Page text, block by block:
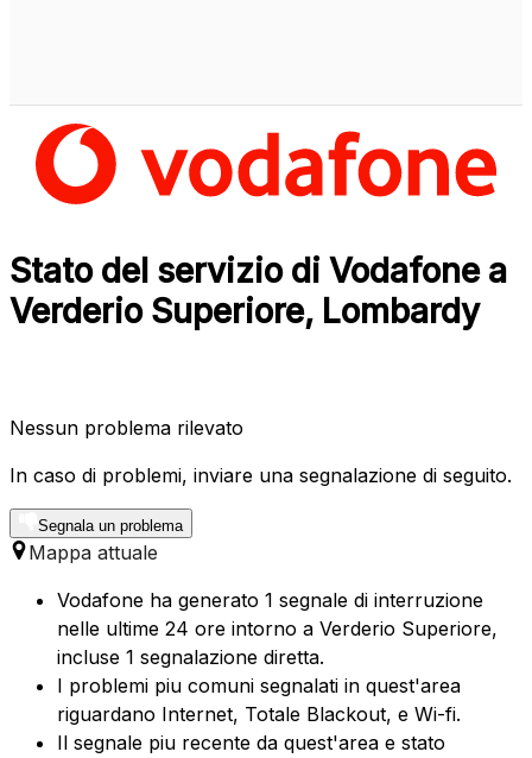
Stato del servizio di Vodafone a
Verderio Superiore, Lombardy
Nessun problema rilevato
In caso di problemi, inviare una segnalazione di seguito.
Segnala un problema
Mappa attuale
Vodafone ha generato 1 segnale di interruzione
nelle ultime 24 ore intorno a Verderio Superiore,
incluse 1 segnalazione diretta.
I problemi piu comuni segnalati in quest'area
riguardano Internet, Totale Blackout, e Wi-fi.
Il segnale piu recente da quest'area e stato